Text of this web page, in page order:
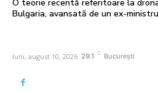
O teorie recentă referitoare la
Bulgaria, avansată de un ex-
luni, august 10, 2026 29.1 C București